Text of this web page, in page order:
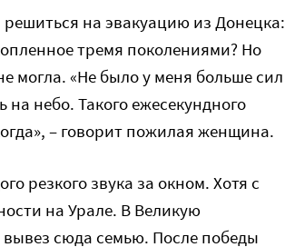
на эвакуацию из Донецка:
тремя поколениями? Но
могла. «Не было у меня больше сил
на небо. Такого ежесекундного
– говорит пожилая женщина.
резкого звука за окном. Хотя с
на Урале. В Великую
сюда семью. После победы